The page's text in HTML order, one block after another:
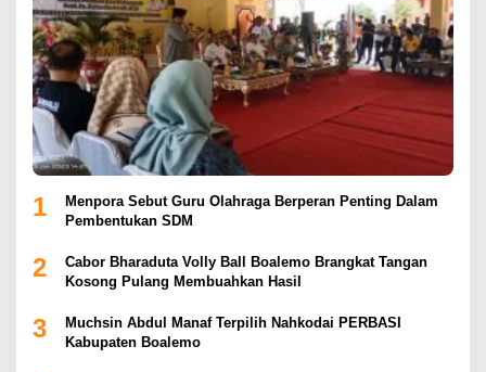
1
Menpora Sebut Guru Olahraga Berperan Penting Dalam
Pembentukan SDM
2
Cabor Bharaduta Volly Ball Boalemo Brangkat Tangan
Kosong Pulang Membuahkan Hasil
3
Muchsin Abdul Manaf Terpilih Nahkodai PERBASI
Kabupaten Boalemo